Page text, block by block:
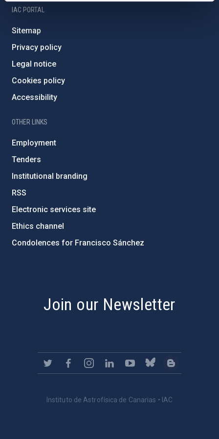
IAC PORTAL
Sitemap
Privacy policy
Legal notice
Cookies policy
Accessibility
OTHER LINKS
Employment
Tenders
Institutional branding
RSS
Electronic services site
Ethics channel
Condolences for Francisco Sánchez
Join our Newsletter
Instituto de Astrofísica de Canarias • IAC